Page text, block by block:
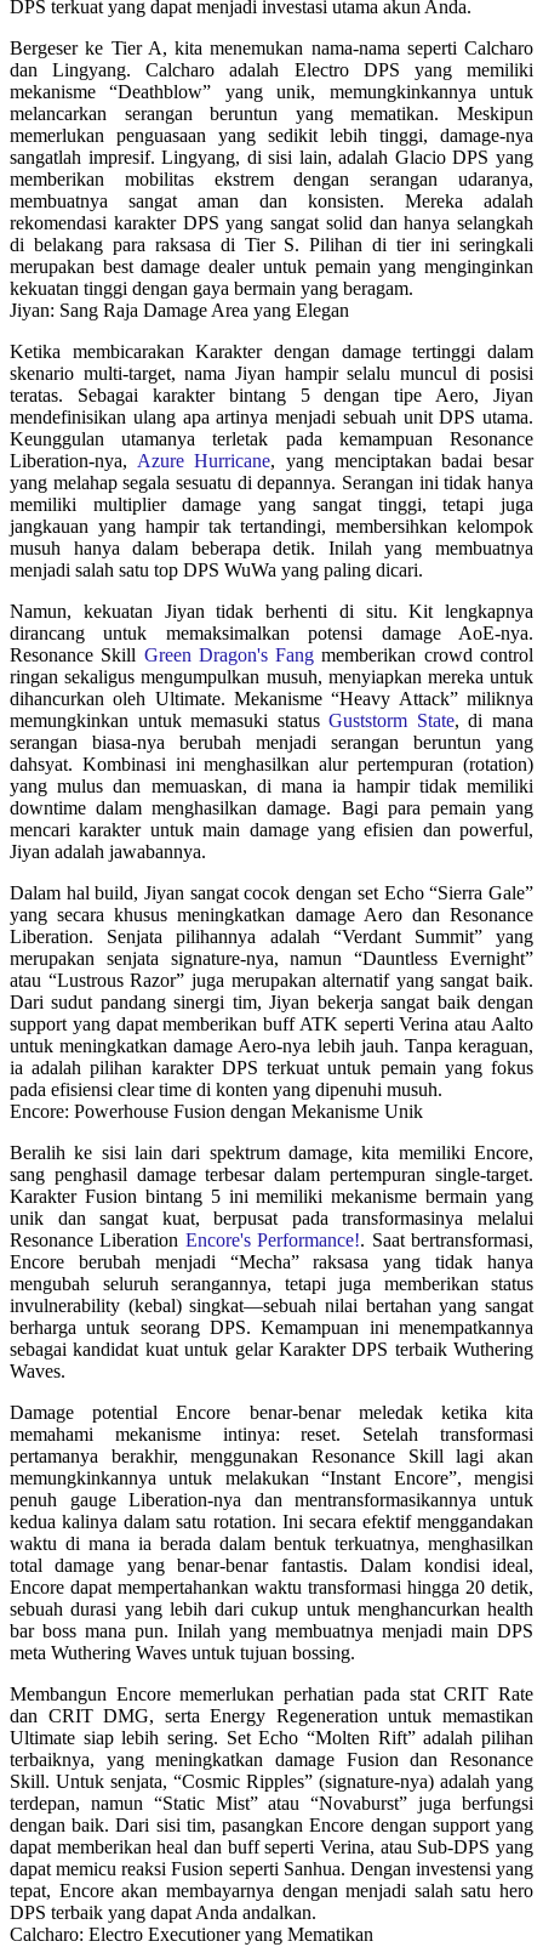
DPS terkuat yang dapat menjadi investasi utama akun Anda.
Bergeser ke Tier A, kita menemukan nama-nama seperti Calcharo
dan Lingyang. Calcharo adalah Electro DPS yang memiliki
mekanisme “Deathblow” yang unik, memungkinkannya untuk
melancarkan serangan beruntun yang mematikan. Meskipun
memerlukan penguasaan yang sedikit lebih tinggi, damage-nya
sangatlah impresif. Lingyang, di sisi lain, adalah Glacio DPS yang
memberikan mobilitas ekstrem dengan serangan udaranya,
membuatnya sangat aman dan konsisten. Mereka adalah
rekomendasi karakter DPS yang sangat solid dan hanya selangkah
di belakang para raksasa di Tier S. Pilihan di tier ini seringkali
merupakan best damage dealer untuk pemain yang menginginkan
kekuatan tinggi dengan gaya bermain yang beragam.
Jiyan: Sang Raja Damage Area yang Elegan
Ketika membicarakan Karakter dengan damage tertinggi dalam
skenario multi-target, nama Jiyan hampir selalu muncul di posisi
teratas. Sebagai karakter bintang 5 dengan tipe Aero, Jiyan
mendefinisikan ulang apa artinya menjadi sebuah unit DPS utama.
Keunggulan utamanya terletak pada kemampuan Resonance
Liberation-nya, Azure Hurricane, yang menciptakan badai besar
yang melahap segala sesuatu di depannya. Serangan ini tidak hanya
memiliki multiplier damage yang sangat tinggi, tetapi juga
jangkauan yang hampir tak tertandingi, membersihkan kelompok
musuh hanya dalam beberapa detik. Inilah yang membuatnya
menjadi salah satu top DPS WuWa yang paling dicari.
Namun, kekuatan Jiyan tidak berhenti di situ. Kit lengkapnya
dirancang untuk memaksimalkan potensi damage AoE-nya.
Resonance Skill Green Dragon's Fang memberikan crowd control
ringan sekaligus mengumpulkan musuh, menyiapkan mereka untuk
dihancurkan oleh Ultimate. Mekanisme “Heavy Attack” miliknya
memungkinkan untuk memasuki statusGuststorm State, di mana
serangan biasa-nya berubah menjadi serangan beruntun yang
dahsyat. Kombinasi ini menghasilkan alur pertempuran (rotation)
yang mulus dan memuaskan, di mana ia hampir tidak memiliki
downtime dalam menghasilkan damage. Bagi para pemain yang
mencari karakter untuk main damage yang efisien dan powerful,
Jiyan adalah jawabannya.
Dalam hal build, Jiyan sangat cocok dengan set Echo “Sierra Gale”
yang secara khusus meningkatkan damage Aero dan Resonance
Liberation. Senjata pilihannya adalah “Verdant Summit” yang
merupakan senjata signature-nya, namun “Dauntless Evernight”
atau “Lustrous Razor” juga merupakan alternatif yang sangat baik.
Dari sudut pandang sinergi tim, Jiyan bekerja sangat baik dengan
support yang dapat memberikan buff ATK seperti Verina atau Aalto
untuk meningkatkan damage Aero-nya lebih jauh. Tanpa keraguan,
ia adalah pilihan karakter DPS terkuat untuk pemain yang fokus
pada efisiensi clear time di konten yang dipenuhi musuh.
Encore: Powerhouse Fusion dengan Mekanisme Unik
Beralih ke sisi lain dari spektrum damage, kita memiliki Encore,
sang penghasil damage terbesar dalam pertempuran single-target.
Karakter Fusion bintang 5 ini memiliki mekanisme bermain yang
unik dan sangat kuat, berpusat pada transformasinya melalui
Resonance Liberation Encore's Performance!. Saat bertransformasi,
Encore berubah menjadi “Mecha” raksasa yang tidak hanya
mengubah seluruh serangannya, tetapi juga memberikan status
invulnerability (kebal) singkat—sebuah nilai bertahan yang sangat
berharga untuk seorang DPS. Kemampuan ini menempatkannya
sebagai kandidat kuat untuk gelar Karakter DPS terbaik Wuthering
Waves.
Damage potential Encore benar-benar meledak ketika kita
memahami mekanisme intinya: reset. Setelah transformasi
pertamanya berakhir, menggunakan Resonance Skill lagi akan
memungkinkannya untuk melakukan “Instant Encore”, mengisi
penuh gauge Liberation-nya dan mentransformasikannya untuk
kedua kalinya dalam satu rotation. Ini secara efektif menggandakan
waktu di mana ia berada dalam bentuk terkuatnya, menghasilkan
total damage yang benar-benar fantastis. Dalam kondisi ideal,
Encore dapat mempertahankan waktu transformasi hingga 20 detik,
sebuah durasi yang lebih dari cukup untuk menghancurkan health
bar boss mana pun. Inilah yang membuatnya menjadi main DPS
meta Wuthering Waves untuk tujuan bossing.
Membangun Encore memerlukan perhatian pada stat CRIT Rate
dan CRIT DMG, serta Energy Regeneration untuk memastikan
Ultimate siap lebih sering. Set Echo “Molten Rift” adalah pilihan
terbaiknya, yang meningkatkan damage Fusion dan Resonance
Skill. Untuk senjata, “Cosmic Ripples” (signature-nya) adalah yang
terdepan, namun “Static Mist” atau “Novaburst” juga berfungsi
dengan baik. Dari sisi tim, pasangkan Encore dengan support yang
dapat memberikan heal dan buff seperti Verina, atau Sub-DPS yang
dapat memicu reaksi Fusion seperti Sanhua. Dengan investensi yang
tepat, Encore akan membayarnya dengan menjadi salah satu hero
DPS terbaik yang dapat Anda andalkan.
Calcharo: Electro Executioner yang Mematikan